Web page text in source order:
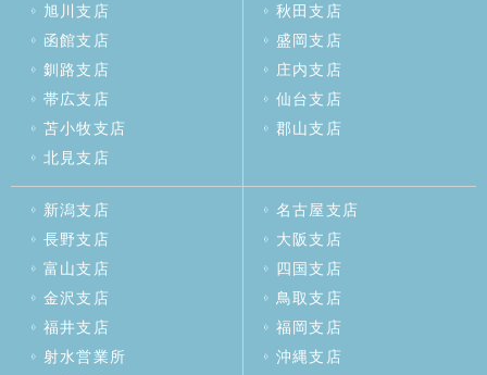
旭川支店
函館支店
釧路支店
帯広支店
苫小牧支店
北見支店
秋田支店
盛岡支店
庄内支店
仙台支店
郡山支店
新潟支店
長野支店
富山支店
金沢支店
福井支店
射水営業所
名古屋支店
大阪支店
四国支店
鳥取支店
福岡支店
沖縄支店